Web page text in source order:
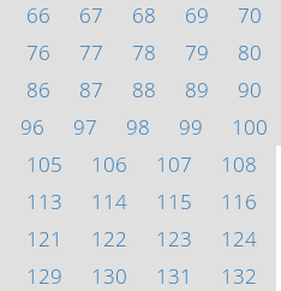
66 67 68 69
70
76 77 78 79
80
86 87 88 89
90
96 97 98 99
100
105 106 107
108
113 114 115
116
121 122 123
124
129 130 131
132